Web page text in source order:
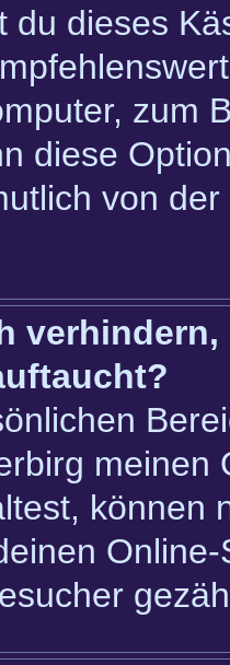
du dieses
zum
diese
von
meinen
können